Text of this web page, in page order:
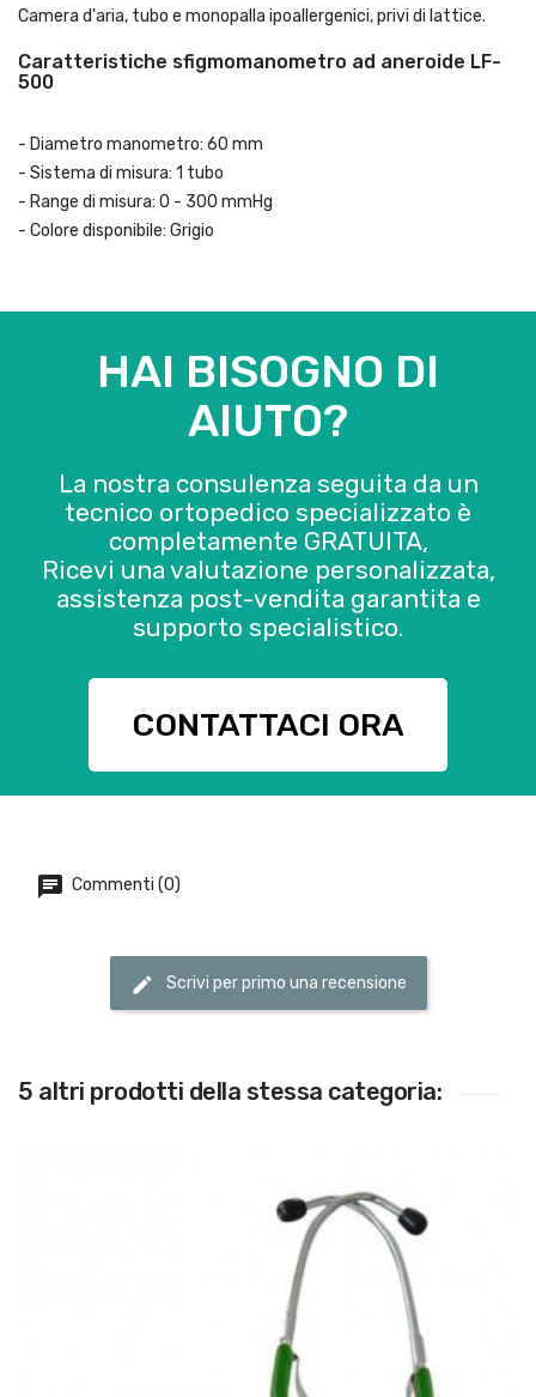
Camera d'aria, tubo e monopalla ipoallergenici, privi di lattice.
Caratteristiche sfigmomanometro ad aneroide LF-
500
- Diametro manometro: 60 mm
- Sistema di misura: 1 tubo
- Range di misura: 0 - 300 mmHg
- Colore disponibile: Grigio
HAI BISOGNO DI
AIUTO?
La nostra consulenza seguita da un
tecnico ortopedico specializzato è
completamente GRATUITA,
Ricevi una valutazione personalizzata,
assistenza post-vendita garantita e
supporto specialistico.
CONTATTACI ORA
Commenti (0)
Scrivi per primo una recensione
5 altri prodotti della stessa categoria: